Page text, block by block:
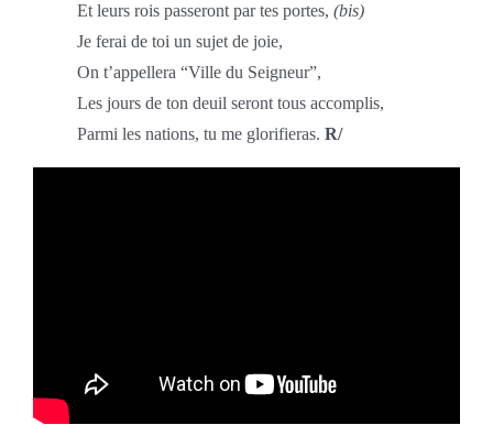
Et leurs rois passeront par tes portes, (bis)
Je ferai de toi un sujet de joie,
On t’appellera “Ville du Seigneur”,
Les jours de ton deuil seront tous accomplis,
Parmi les nations, tu me glorifieras. R/